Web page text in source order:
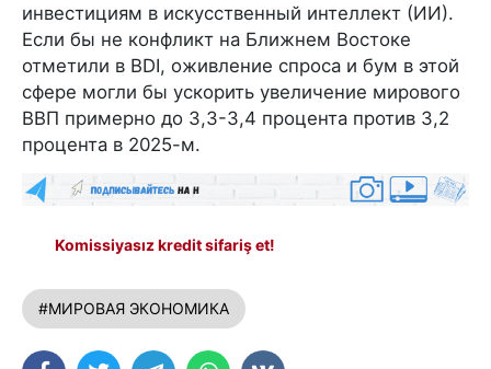
инвестициям в искусственный интеллект (ИИ).
Если бы не конфликт на Ближнем Востоке
отметили в BDI, оживление спроса и бум в этой
сфере могли бы ускорить увеличение мирового
ВВП примерно до 3,3-3,4 процента против 3,2
процента в 2025-м.
Komissiyasız kredit sifariş et!
#МИРОВАЯ ЭКОНОМИКА